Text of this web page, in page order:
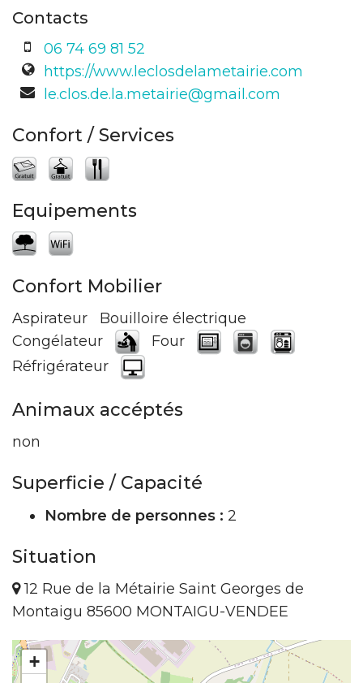
Contacts
06 74 69 81 52
https://www.leclosdelametairie.com
le.clos.de.la.metairie@gmail.com
Confort / Services
Equipements
Confort Mobilier
Aspirateur
Bouilloire électrique
Congélateur
Four
Réfrigérateur
Animaux accéptés
non
Superficie / Capacité
Nombre de personnes : 2
Situation
12 Rue de la Métairie Saint Georges de
Montaigu 85600 MONTAIGU-VENDEE
+